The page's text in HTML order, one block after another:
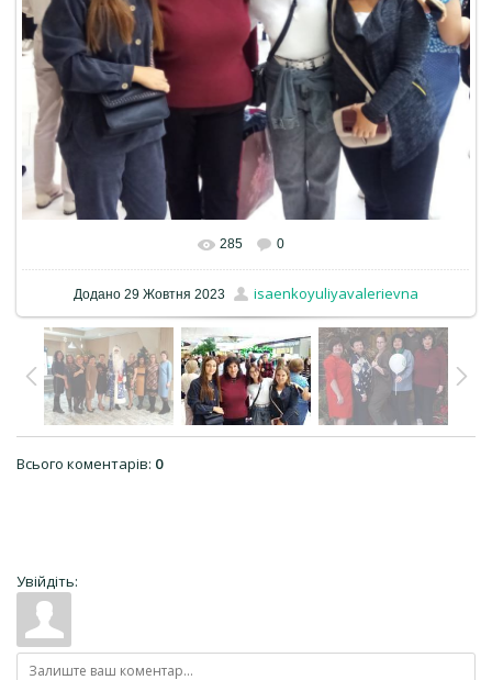
285 0
Додано 29 Жовтня 2023 isaenkoyuliyavalerievna
Всього коментарів: 0
Увійдіть: